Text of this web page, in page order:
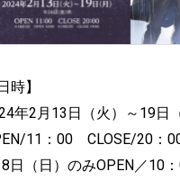
時】
年2月13日（火）～19日
11：00 CLOSE/20：
日（日）のみOPEN／10